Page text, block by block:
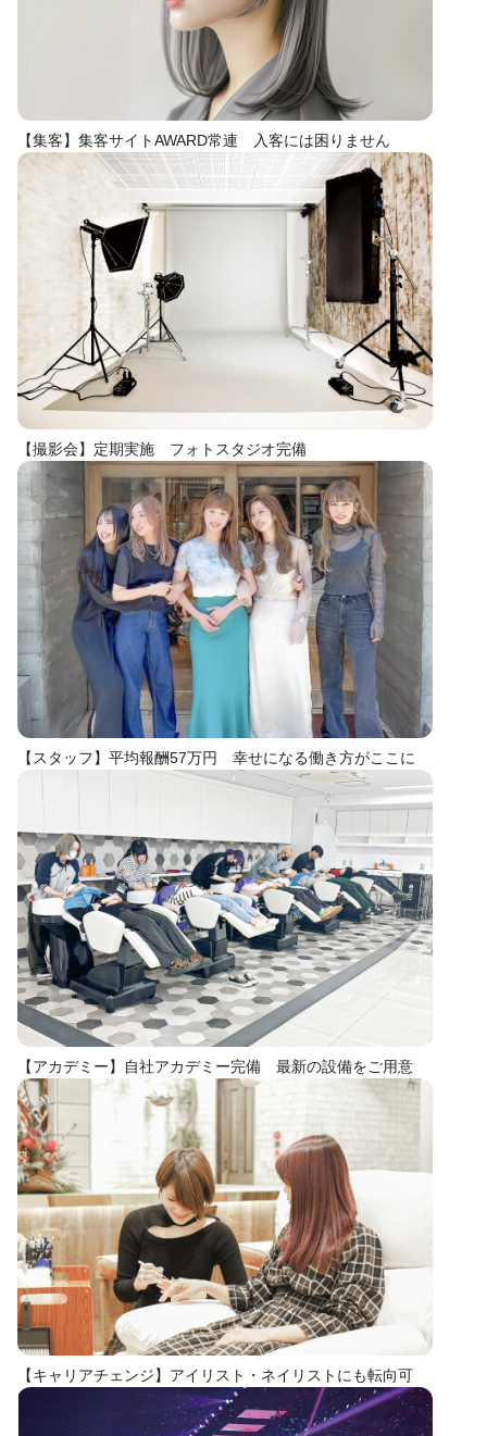
【集客】集客サイトAWARD常連 入客には困りません
【撮影会】定期実施 フォトスタジオ完備
【スタッフ】平均報酬57万円 幸せになる働き方がここに
【アカデミー】自社アカデミー完備 最新の設備をご用意
【キャリアチェンジ】アイリスト・ネイリストにも転向可